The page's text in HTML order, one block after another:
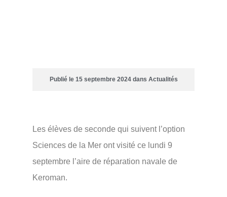
Publié le 15 septembre 2024 dans Actualités
Les élèves de seconde qui suivent l’option
Sciences de la Mer ont visité ce lundi 9
septembre l’aire de réparation navale de
Keroman.